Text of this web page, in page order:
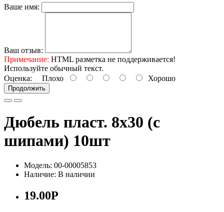
Ваше имя:
Ваш отзыв:
Примечание: HTML разметка не поддерживается!
Используйте обычный текст.
Оценка: Плохо Хорошо
Продолжить
Дюбель пласт. 8х30 (с
шипами) 10шт
Модель: 00-00005853
Наличие: В наличии
19.00Р